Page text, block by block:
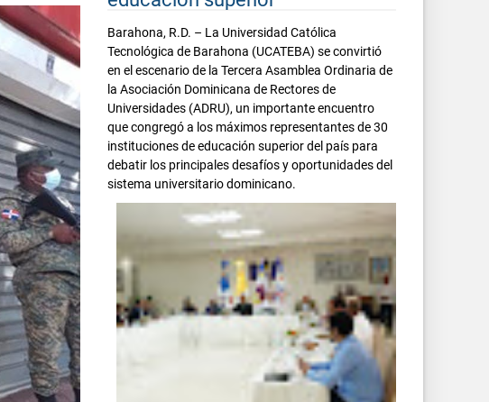
Barahona, R.D. – La Universidad Católica
Tecnológica de Barahona (UCATEBA) se convirtió
en el escenario de la Tercera Asamblea Ordinaria de
la Asociación Dominicana de Rectores de
Universidades (ADRU), un importante encuentro
que congregó a los máximos representantes de 30
instituciones de educación superior del país para
debatir los principales desafíos y oportunidades del
sistema universitario dominicano.